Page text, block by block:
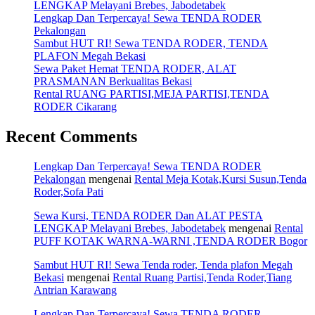
LENGKAP Melayani Brebes, Jabodetabek
Lengkap Dan Terpercaya! Sewa TENDA RODER
Pekalongan
Sambut HUT RI! Sewa TENDA RODER, TENDA
PLAFON Megah Bekasi
Sewa Paket Hemat TENDA RODER, ALAT
PRASMANAN Berkualitas Bekasi
Rental RUANG PARTISI,MEJA PARTISI,TENDA
RODER Cikarang
Recent Comments
Lengkap Dan Terpercaya! Sewa TENDA RODER
Pekalongan mengenai Rental Meja Kotak,Kursi Susun,Tenda
Roder,Sofa Pati
Sewa Kursi, TENDA RODER Dan ALAT PESTA
LENGKAP Melayani Brebes, Jabodetabek mengenai Rental
PUFF KOTAK WARNA-WARNI ,TENDA RODER Bogor
Sambut HUT RI! Sewa Tenda roder, Tenda plafon Megah
Bekasi mengenai Rental Ruang Partisi,Tenda Roder,Tiang
Antrian Karawang